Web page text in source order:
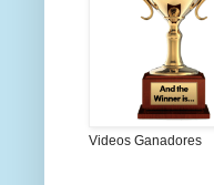
Videos Ganadores